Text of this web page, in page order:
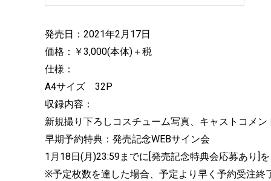
発売日：2021年2月17日
価格：￥3,000(本体)＋税
仕様：
A4サイズ 32P
収録内容：
新規撮り下ろしコスチューム写真、キャストコメン
早期予約特典：発売記念WEBサイン会
1月18日(月)23:59までに[発売記念特典会応募あり]
※予定枚数を達した場合、予定より早く予約受注終